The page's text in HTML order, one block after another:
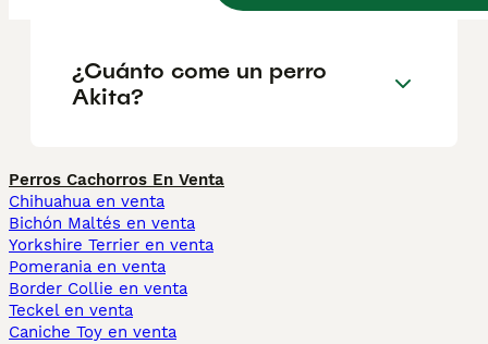
¿Cuánto come un perro
Akita?
Perros Cachorros En Venta
Chihuahua en venta
Bichón Maltés en venta
Yorkshire Terrier en venta
Pomerania en venta
Border Collie en venta
Teckel en venta
Caniche Toy en venta